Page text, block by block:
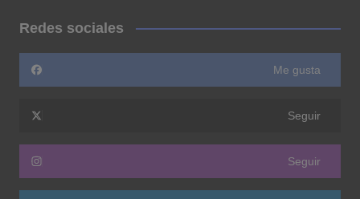
Redes sociales
Me gusta
Seguir
Seguir